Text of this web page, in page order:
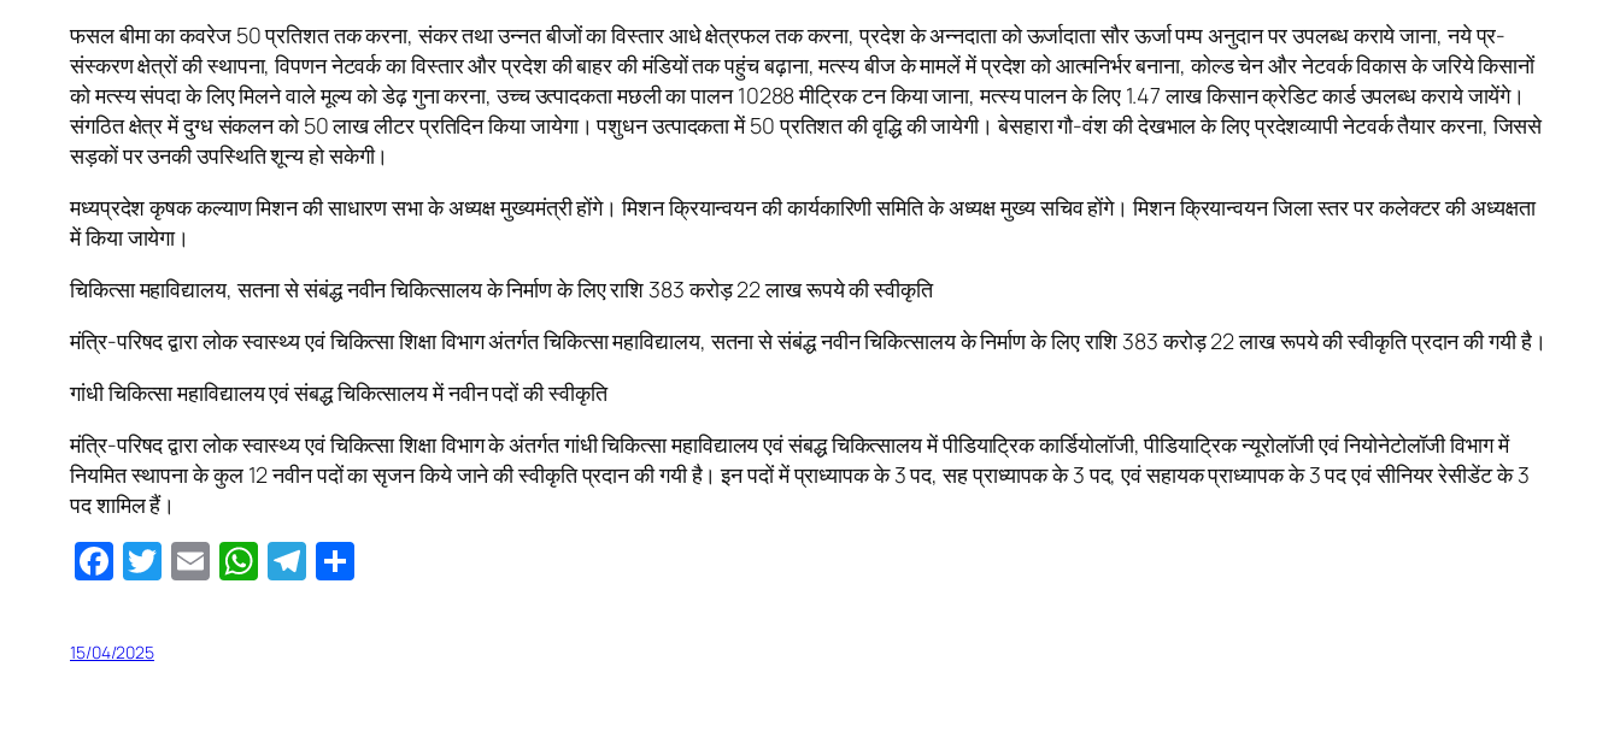
फसल बीमा का कवरेज 50 प्रतिशत तक करना, संकर तथा उन्नत बीजों का विस्तार आधे क्षेत्रफल तक करना, प्रदेश के अन्नदाता को ऊर्जादाता सौर ऊर्जा पम्प अनुदान पर उपलब्ध कराये जाना, नये प्र-
संस्करण क्षेत्रों की स्थापना, विपणन नेटवर्क का विस्तार और प्रदेश की बाहर की मंडियों तक पहुंच बढ़ाना, मत्स्य बीज के मामलें में प्रदेश को आत्मनिर्भर बनाना, कोल्ड चेन और नेटवर्क विकास के जरिये किसानों
को मत्स्य संपदा के लिए मिलने वाले मूल्य को डेढ़ गुना करना, उच्च उत्पादकता मछली का पालन 10288 मीट्रिक टन किया जाना, मत्स्य पालन के लिए 1.47 लाख किसान क्रेडिट कार्ड उपलब्ध कराये जायेंगे।
संगठित क्षेत्र में दुग्ध संकलन को 50 लाख लीटर प्रतिदिन किया जायेगा। पशुधन उत्पादकता में 50 प्रतिशत की वृद्धि की जायेगी। बेसहारा गौ-वंश की देखभाल के लिए प्रदेशव्यापी नेटवर्क तैयार करना, जिससे
सड़कों पर उनकी उपस्थिति शून्य हो सकेगी।
मध्यप्रदेश कृषक कल्याण मिशन की साधारण सभा के अध्यक्ष मुख्यमंत्री होंगे। मिशन क्रियान्वयन की कार्यकारिणी समिति के अध्यक्ष मुख्य सचिव होंगे। मिशन क्रियान्वयन जिला स्तर पर कलेक्टर की अध्यक्षता
में किया जायेगा।
चिकित्सा महाविद्यालय, सतना से संबंद्ध नवीन चिकित्सालय के निर्माण के लिए राशि 383 करोड़ 22 लाख रूपये की स्वीकृति
मंत्रि-परिषद द्वारा लोक स्वास्थ्य एवं चिकित्सा शिक्षा विभाग अंतर्गत चिकित्सा महाविद्यालय, सतना से संबंद्ध नवीन चिकित्सालय के निर्माण के लिए राशि 383 करोड़ 22 लाख रूपये की स्वीकृति प्रदान की गयी है।
गांधी चिकित्सा महाविद्यालय एवं संबद्ध चिकित्सालय में नवीन पदों की स्वीकृति
मंत्रि-परिषद द्वारा लोक स्वास्थ्य एवं चिकित्सा शिक्षा विभाग के अंतर्गत गांधी चिकित्सा महाविद्यालय एवं संबद्ध चिकित्सालय में पीडियाट्रिक कार्डियोलॉजी, पीडियाट्रिक न्यूरोलॉजी एवं नियोनेटोलॉजी विभाग में
नियमित स्थापना के कुल 12 नवीन पदों का सृजन किये जाने की स्वीकृति प्रदान की गयी है। इन पदों में प्राध्यापक के 3 पद, सह प्राध्यापक के 3 पद, एवं सहायक प्राध्यापक के 3 पद एवं सीनियर रेसीडेंट के 3
पद शामिल हैं।
Facebook
Twitter
EmailWhatsApp
Telegram
15/04/2025